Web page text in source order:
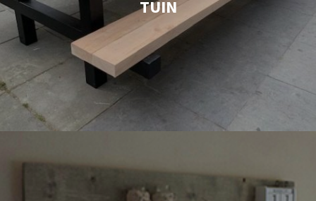
TUIN